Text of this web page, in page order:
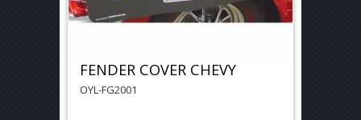
FENDER COVER CHEVY
OYL-FG2001